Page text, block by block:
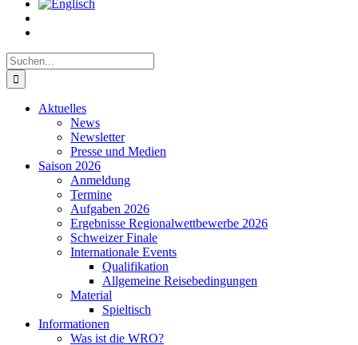
Suche
nach:
Aktuelles
News
Newsletter
Presse und Medien
Saison 2026
Anmeldung
Termine
Aufgaben 2026
Ergebnisse Regionalwettbewerbe 2026
Schweizer Finale
Internationale Events
Qualifikation
Allgemeine Reisebedingungen
Material
Spieltisch
Informationen
Was ist die WRO?